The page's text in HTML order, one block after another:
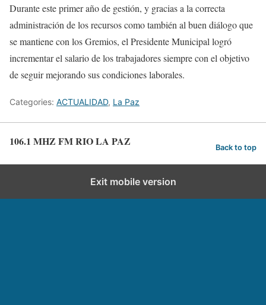
Durante este primer año de gestión, y gracias a la correcta
administración de los recursos como también al buen diálogo que
se mantiene con los Gremios, el Presidente Municipal logró
incrementar el salario de los trabajadores siempre con el objetivo
de seguir mejorando sus condiciones laborales.
Categories: ACTUALIDAD, La Paz
106.1 MHZ FM RIO LA PAZ Back to top
Exit mobile version